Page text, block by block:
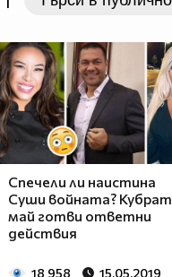
Спечели ли наистина
Суши войната? Кубрат
май готви ответни
действия
18 958 15.05.2019